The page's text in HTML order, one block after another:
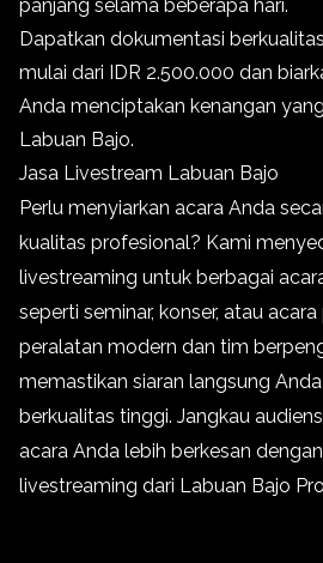
panjang selama beberapa hari.
Dapatkan dokumentasi
mulai dari IDR 2.500.000 dan
Anda menciptakan kenangan
Labuan Bajo.
Jasa Livestream Labuan Bajo
Perlu menyiarkan acara Anda
kualitas profesional? Kami
livestreaming untuk berbagai
seperti seminar, konser, atau acara
peralatan modern dan tim
memastikan siaran langsung
berkualitas tinggi. Jangkau
acara Anda lebih berkesan
livestreaming dari Labuan Bajo